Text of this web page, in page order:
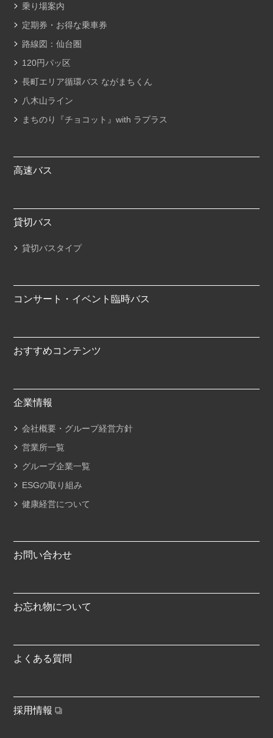
乗り場案内
定期券・お得な乗車券
路線図：仙台圏
120円パッ区
長町エリア循環バス ながまちくん
八木山ライン
まちのり『チョコット』with ラプラス
高速バス
貸切バス
貸切バスタイプ
コンサート・イベント臨時バス
おすすめコンテンツ
企業情報
会社概要・グループ経営方針
営業所一覧
グループ企業一覧
ESGの取り組み
健康経営について
お問い合わせ
お忘れ物について
よくある質問
採用情報